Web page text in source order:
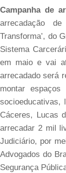
Campanha de
arrecadação
Transforma’, do
Sistema
em maio e vai
arrecadado será
montar
socioeducativas,
Cáceres, Lucas
arrecadar 2 mil
Judiciário, por
Advogados do
Segurança